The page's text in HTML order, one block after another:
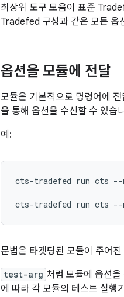
최상위 도구 모음이 표준
Tradefed 구성과 같은 모든 옵
옵션을 모듈에 전달
모듈은 기본적으로 명령어에 전
을 통해 옵션을 수신할 수 있습
예:
cts-tradefed run cts --
cts-tradefed run cts --
문법은 타겟팅된 모듈이 주어
test-arg 처럼 모듈에 옵션
에 따라 각 모듈의 테스트 실행